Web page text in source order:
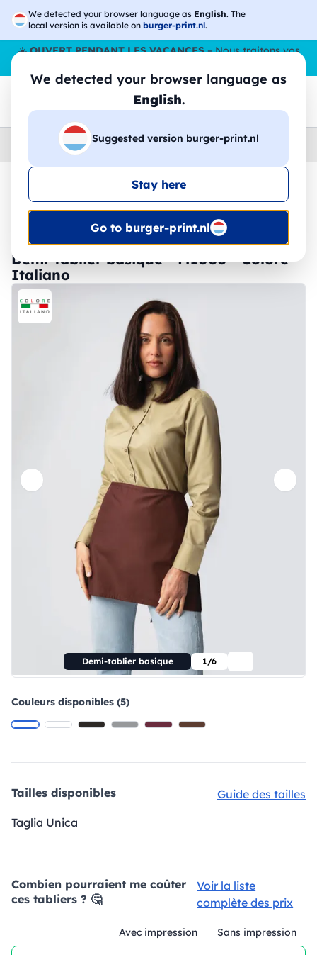
We detected your browser language as English. The
local version is available on burger-print.nl.
We detected your browser language as
English.
Suggested version burger-print.nl
Stay here
Go to burger-print.nl
☀️OUVERT PENDANT LES VACANCES– Nous traitons vos
Accessoires › tabliers-personnalises
🔥 Impression DTF à -30 %
Demi-tablier basique - MI003 - Colore
Italiano
Demi-tablier basique 1/6
Couleurs disponibles (5)
Tailles disponibles
Guide des tailles
Taglia Unica
Combien pourraient me coûter
ces tabliers ? 🤔
Voir la liste
complète des prix
Avec impression Sans impression